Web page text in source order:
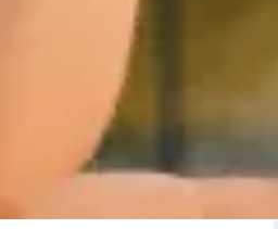
auf yoomee.love